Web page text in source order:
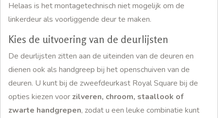
Helaas is het montagetechnisch niet mogelijk om de
linkerdeur als voorliggende deur te maken.
Kies de uitvoering van de deurlijsten
De deurlijsten zitten aan de uiteinden van de deuren en
dienen ook als handgreep bij het openschuiven van de
deuren. U kunt bij de zweefdeurkast Royal Square bij de
opties kiezen voor zilveren, chroom, staallook of
zwarte handgrepen, zodat u een leuke combinatie kunt